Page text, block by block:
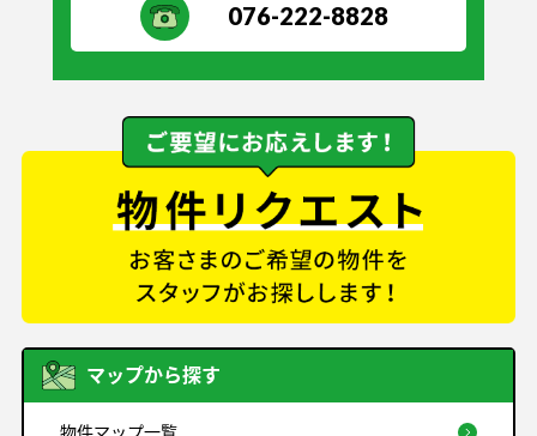
076-222-8828
マップから探す